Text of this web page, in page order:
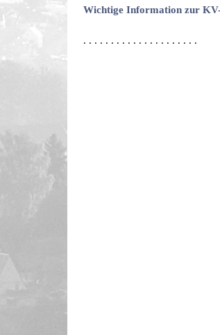
Wichtige Information zur
. . . . . . . . . . . . . . . . . . . . .